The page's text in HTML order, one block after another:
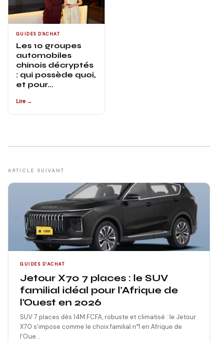
GUIDES D'ACHAT
Les 10 groupes
automobiles
chinois décryptés
: qui possède quoi,
et pour…
Lire →
ARTICLE SUIVANT
GUIDES D'ACHAT
Jetour X70 7 places : le SUV
familial idéal pour l'Afrique de
l'Ouest en 2026
SUV 7 places dès 14M FCFA, robuste et climatisé : le Jetour
X70 s'impose comme le choix familial n°1 en Afrique de
l'Oue…